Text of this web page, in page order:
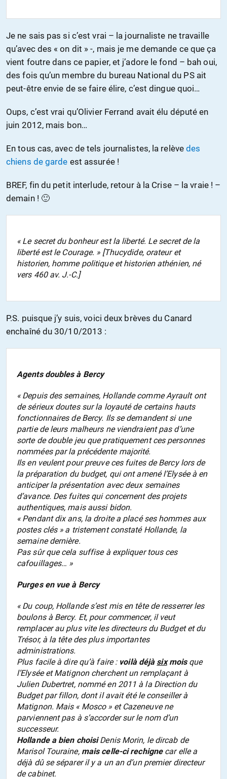
Je ne sais pas si c’est vrai – la journaliste ne travaille
qu’avec des « on dit » -, mais je me demande ce que ça
vient foutre dans ce papier, et j’adore le fond – bah oui,
des fois qu’un membre du bureau National du PS ait
peut-être envie de se faire élire, c’est dingue quoi…
Oups, c’est vrai qu’Olivier Ferrand avait élu député en
juin 2012, mais bon…
En tous cas, avec de tels journalistes, la relèvedes
chiens de garde est assurée !
BREF, fin du petit interlude, retour à la Crise – la vraie ! –
demain ! 🙂
« Le secret du bonheur est la liberté. Le secret de la
liberté est le Courage. » [Thucydide, orateur et
historien, homme politique et historien athénien, né
vers 460 av. J.-C.]
P.S. puisque j’y suis, voici deux brèves du Canard
enchaîné du 30/10/2013 :
Agents doubles à Bercy
« Depuis des semaines, Hollande comme Ayrault ont
de sérieux doutes sur la loyauté de certains hauts
fonctionnaires de Bercy. Ils se demandent si une
partie de leurs malheurs ne viendraient pas d’une
sorte de double jeu que pratiquement ces personnes
nommées par la précédente majorité.
Ils en veulent pour preuve ces fuites de Bercy lors de
la préparation du budget, qui ont amené l’Elysée à en
anticiper la présentation avec deux semaines
d’avance. Des fuites qui concernent des projets
authentiques, mais aussi bidon.
« Pendant dix ans, la droite a placé ses hommes aux
postes clés » a tristement constaté Hollande, la
semaine dernière.
Pas sûr que cela suffise à expliquer tous ces
cafouillages… »
Purges en vue à Bercy
« Du coup, Hollande s’est mis en tête de resserrer les
boulons à Bercy. Et, pour commencer, il veut
remplacer au plus vite les directeurs du Budget et du
Trésor, à la tête des plus importantes
administrations.
Plus facile à dire qu’à faire : voilà déjà sixmoisque
l’Elysée et Matignon cherchent un remplaçant à
Julien Dubertret, nommé en 2011 à la Direction du
Budget par fillon, dont il avait été le conseiller à
Matignon. Mais « Mosco » et Cazeneuve ne
parviennent pas à s’accorder sur le nom d’un
successeur.
Hollande a bien choisiDenis Morin, le dircab de
Marisol Touraine, mais celle-ci rechignecar elle a
déjà dû se séparer il y a un an d’un premier directeur
de cabinet.